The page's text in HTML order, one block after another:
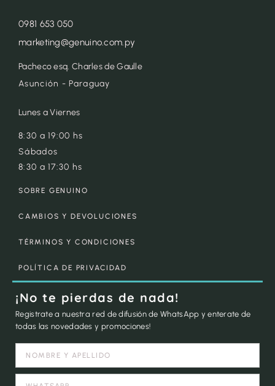
0981 653 050
marketing@genuino.com.py
Pacheco esq. Charles de Gaulle
Asunción - Paraguay
Lunes a Viernes
8:30 a 19:00 hs
Sábados
8:30 a 17:30 hs
SOBRE GENUINO
CAMBIOS Y DEVOLUCIONES
TÉRMINOS Y CONDICIONES
POLÍTICA DE PRIVACIDAD
¡No te pierdas de nada!
Registrate a nuestra red de difusión de WhatsApp y enterate de
todas las novedades y promociones!